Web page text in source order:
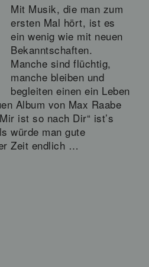
Mit Musik, die man zum
ersten Mal hört, ist es
ein wenig wie mit neuen
Bekanntschaften.
Manche sind flüchtig,
manche bleiben und
begleiten einen ein Leben
Album von Max Raabe
ist so nach Dir“ ist’s
würde man gute
Zeit endlich …